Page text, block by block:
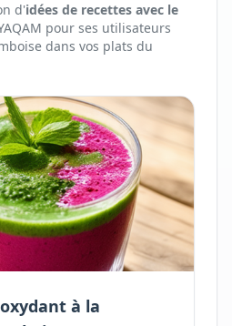
d'idées de recettes avec le
pour ses utilisateurs
dans vos plats du
à la